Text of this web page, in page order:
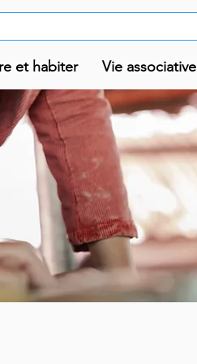
et habiter Vie associative